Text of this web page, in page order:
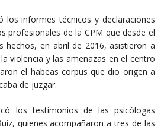
los informes técnicos y declaraciones
profesionales de la CPM que desde el
en abril de 2016, asistieron a
violencia y las amenazas en el centro
el habeas corpus que dio origen a
de juzgar.
los testimonios de las psicólogas
quienes acompañaron a tres de las